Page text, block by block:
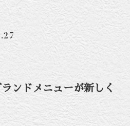
ランドメニューが新しく